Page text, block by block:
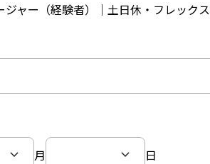
ャー（経験者）｜土日休・フレックス
月 日